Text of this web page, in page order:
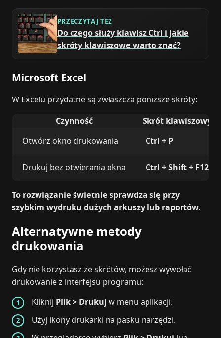
PRZECZYTAJ TEŻ
Do czego służy klawisz Ctrl i jakie
skróty klawiszowe warto znać?
Microsoft Excel
W Excelu przydatne są zwłaszcza poniższe skróty:
Czynność
Skrót klawiszowy
Otwórz okno drukowania
Ctrl + P
Drukuj bez otwierania okna Ctrl + Shift + F12
To rozwiązanie świetnie sprawdza się przy
szybkim wydruku dużych arkuszy lub raportów.
Alternatywne metody
drukowania
Gdy nie korzystasz ze skrótów, możesz wywołać
drukowanie z interfejsu programu:
Kliknij Plik > Drukuj w menu aplikacji.
Użyj ikony drukarki na pasku narzędzi.